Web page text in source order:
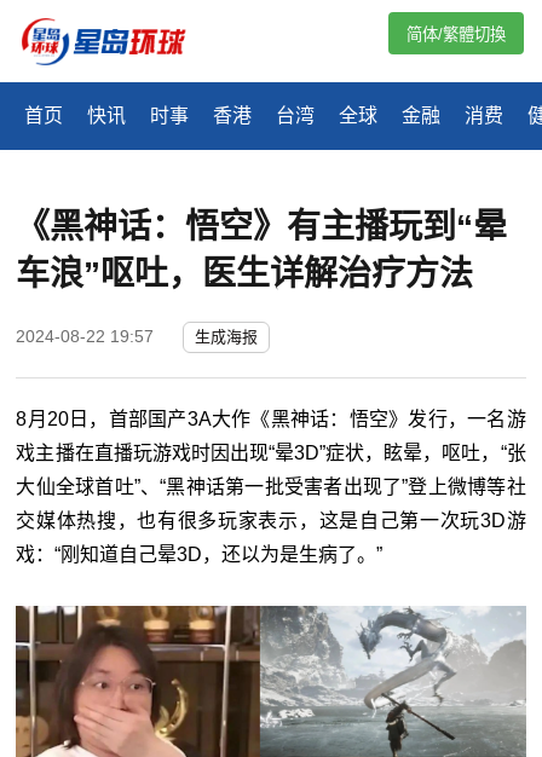
首页 快讯 时事 香港 台湾 全球 金融 消费
简体/繁體切換
《黑神话：悟空》有主播玩到“晕
车浪”呕吐，医生详解治疗方法
2024-08-22 19:57 生成海报
8月20日，首部国产3A大作《黑神话：悟空》发行，一名游
戏主播在直播玩游戏时因出现“晕3D”症状，眩晕，呕吐，“张
大仙全球首吐”、“黑神话第一批受害者出现了”登上微博等社
交媒体热搜，也有很多玩家表示，这是自己第一次玩3D游
戏：“刚知道自己晕3D，还以为是生病了。”